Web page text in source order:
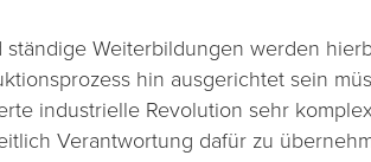
Weiterbildungen werden
hin ausgerichtet sein
industrielle Revolution sehr
Verantwortung dafür zu